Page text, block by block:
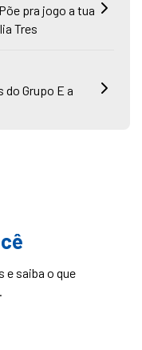
pra jogo a tua
Tres
Grupo E a
e saiba o que